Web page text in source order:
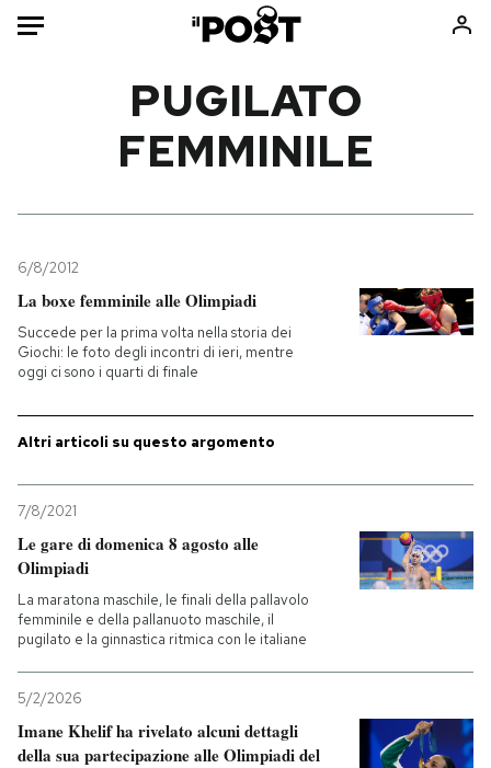
Mondo
Tecnologia
Internet
Scienza
Cultura
Sport
Libri
Ok Boomer!
Media
PODCAST
NEWSLETTER
I MIEI PREFERITI
SHOP
PUGILATO
FEMMINILE
6/8/2012
La boxe femminile alle Olimpiadi
Succede per la prima volta nella storia dei
Giochi: le foto degli incontri di ieri, mentre
oggi ci sono i quarti di finale
Altri articoli su questo argomento
7/8/2021
Le gare di domenica 8 agosto alle
Olimpiadi
La maratona maschile, le finali della pallavolo
femminile e della pallanuoto maschile, il
pugilato e la ginnastica ritmica con le italiane
5/2/2026
Imane Khelif ha rivelato alcuni dettagli
della sua partecipazione alle Olimpiadi del